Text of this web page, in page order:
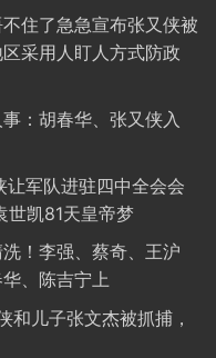
住了急急宣布张又侠被
采用人盯人方式防政
：胡春华、张又侠入
军队进驻四中全会会
世凯81天皇帝梦
！李强、蔡奇、王沪
、陈吉宁上
和儿子张文杰被抓捕，